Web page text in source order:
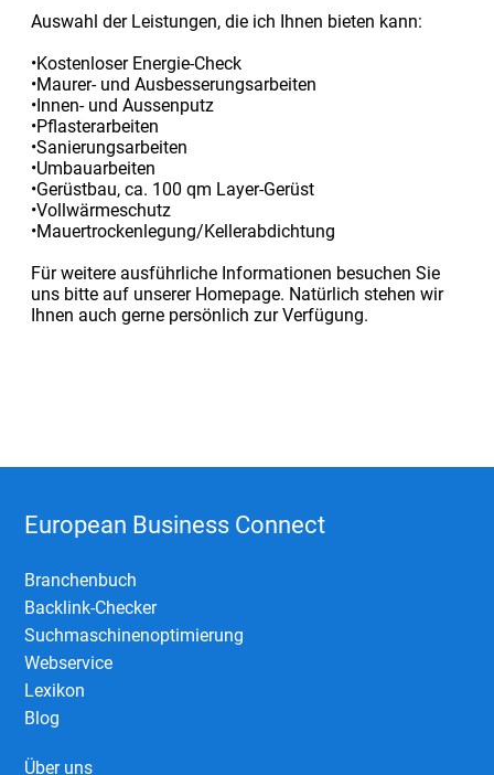
Auswahl der Leistungen, die ich Ihnen bieten kann:
•Kostenloser Energie-Check
•Maurer- und Ausbesserungsarbeiten
•Innen- und Aussenputz
•Pflasterarbeiten
•Sanierungsarbeiten
•Umbauarbeiten
•Gerüstbau, ca. 100 qm Layer-Gerüst
•Vollwärmeschutz
•Mauertrockenlegung/Kellerabdichtung
Für weitere ausführliche Informationen besuchen Sie
uns bitte auf unserer Homepage. Natürlich stehen wir
Ihnen auch gerne persönlich zur Verfügung.
European Business Connect
Branchenbuch
Backlink-Checker
Suchmaschinenoptimierung
Webservice
Lexikon
Blog
Über uns